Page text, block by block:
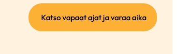
Katso vapaat ajat ja varaa aika(ulkoinen
linkki)